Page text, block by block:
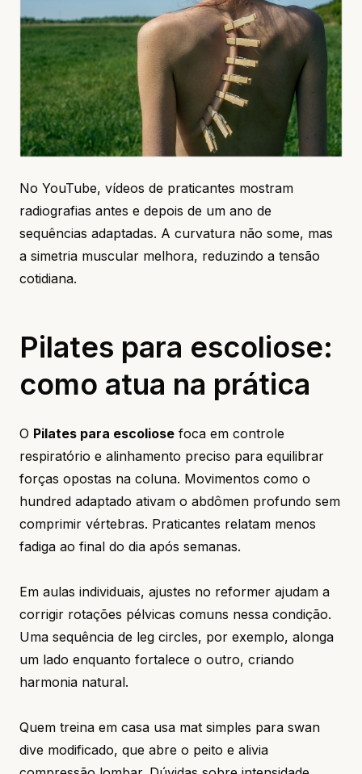
No YouTube, vídeos de praticantes mostram
radiografias antes e depois de um ano de
sequências adaptadas. A curvatura não some, mas
a simetria muscular melhora, reduzindo a tensão
cotidiana.
Pilates para escoliose:
como atua na prática
O Pilates para escoliose foca em controle
respiratório e alinhamento preciso para equilibrar
forças opostas na coluna. Movimentos como o
hundred adaptado ativam o abdômen profundo sem
comprimir vértebras. Praticantes relatam menos
fadiga ao final do dia após semanas.
Em aulas individuais, ajustes no reformer ajudam a
corrigir rotações pélvicas comuns nessa condição.
Uma sequência de leg circles, por exemplo, alonga
um lado enquanto fortalece o outro, criando
harmonia natural.
Quem treina em casa usa mat simples para swan
dive modificado, que abre o peito e alivia